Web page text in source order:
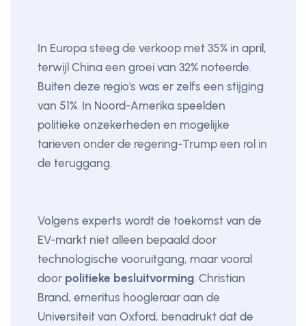
In Europa steeg de verkoop met 35% in april,
terwijl China een groei van 32% noteerde.
Buiten deze regio's was er zelfs een stijging
van 51%. In Noord-Amerika speelden
politieke onzekerheden en mogelijke
tarieven onder de regering-Trump een rol in
de teruggang.
Volgens experts wordt de toekomst van de
EV-markt niet alleen bepaald door
technologische vooruitgang, maar vooral
door politieke besluitvorming. Christian
Brand, emeritus hoogleraar aan de
Universiteit van Oxford, benadrukt dat de